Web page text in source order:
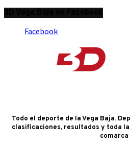
Facebook
Todo el deporte de la Vega Baja.
clasificaciones, resultados y toda
comarca